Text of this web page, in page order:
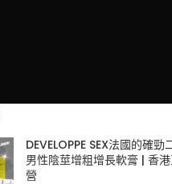
DEVELOPPE SEX法國的確勁
男性陰莖增粗增長軟膏 | 香
營